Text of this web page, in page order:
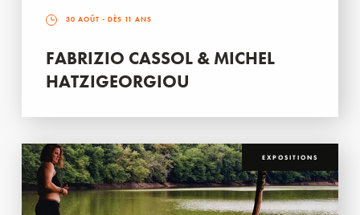
30 AOÛT - DÈS 11 ANS
FABRIZIO CASSOL & MICHEL
HATZIGEORGIOU
EXPOSITIONS